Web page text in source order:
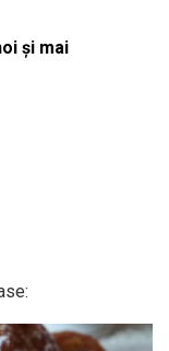
și mai